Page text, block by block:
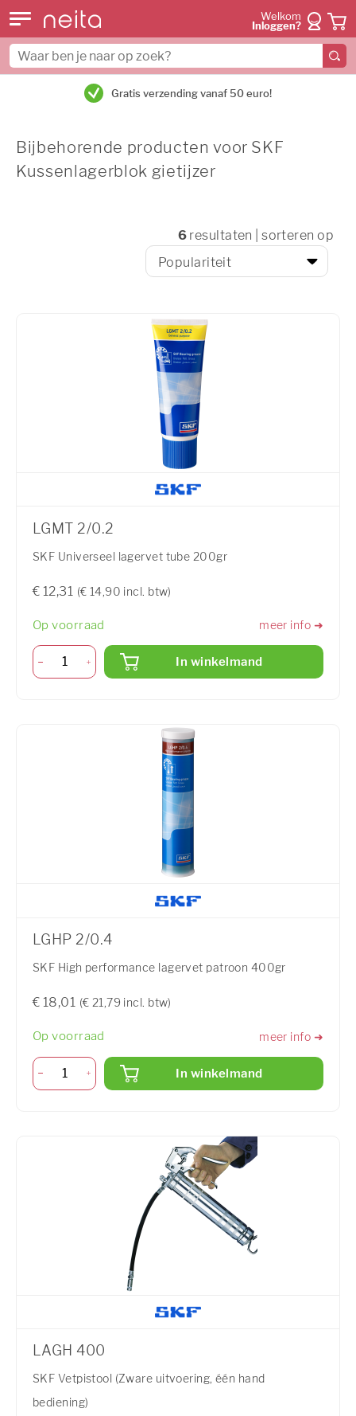
Welkom
Inloggen?
Gratis verzending vanaf 50 euro!
Bijbehorende producten voor SKF
Kussenlagerblok gietijzer
6 resultaten | sorteren op
LGMT 2/0.2
SKF Universeel lagervet tube 200gr
€ 12,31 (€ 14,90 incl. btw)
Op voorraad meer info ➜
In winkelmand
LGHP 2/0.4
SKF High performance lagervet patroon 400gr
€ 18,01 (€ 21,79 incl. btw)
Op voorraad meer info ➜
In winkelmand
LAGH 400
SKF Vetpistool (Zware uitvoering, één hand
bediening)